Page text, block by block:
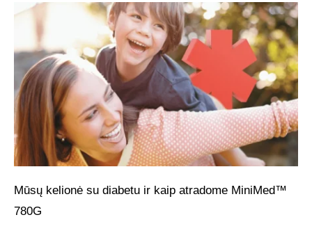
Mūsų kelionė su diabetu ir kaip atradome MiniMed™
780G